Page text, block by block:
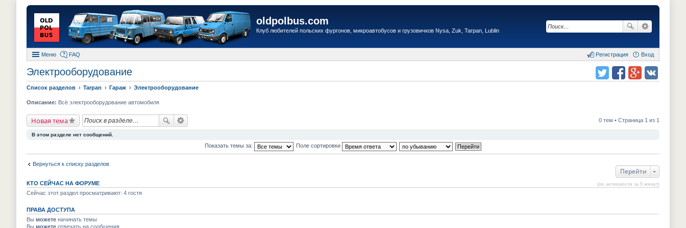
oldpolbus.com
Клуб любителей польских фургонов, микроавтобусов и грузовичков Nysa, Zuk, Tarpan, Lublin
Меню FAQ Вход
Регистрация
Электрооборудование
Список разделов Tarpan Гараж Электрооборудование
Описание: Всё электрооборудование автомобиля
Новая тема 0 тем • Страница 1 из 1
В этом разделе нет сообщений.
Показать темы за: Поле сортировки
Вернуться к списку разделов
Перейти
КТО СЕЙЧАС НА ФОРУМЕ (по активности за 5 минут)
Сейчас этот раздел просматривают: 4 гостя
ПРАВА ДОСТУПА
Вы можете начинать темы
Вы можете отвечать на сообщения